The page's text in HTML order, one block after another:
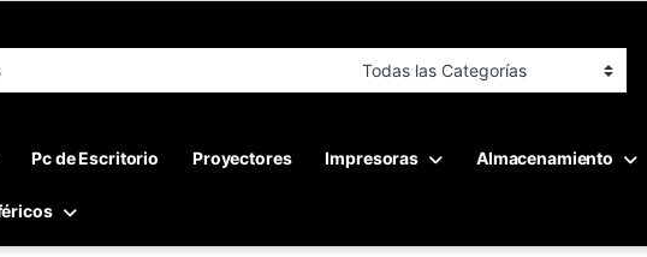
Pc de Escritorio Proyectores Impresoras Almacenamiento